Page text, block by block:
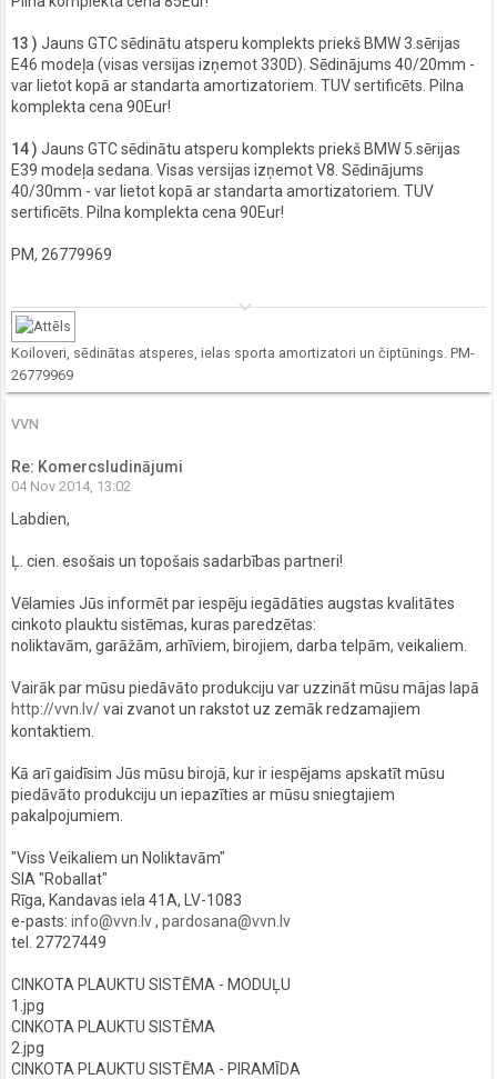
13 ) Jauns GTC sēdinātu atsperu komplekts priekš BMW 3.sērijas
E46 modeļa (visas versijas izņemot 330D). Sēdinājums 40/20mm -
var lietot kopā ar standarta amortizatoriem. TUV sertificēts. Pilna
komplekta cena 90Eur!
14 ) Jauns GTC sēdinātu atsperu komplekts priekš BMW 5.sērijas
E39 modeļa sedana. Visas versijas izņemot V8. Sēdinājums
40/30mm - var lietot kopā ar standarta amortizatoriem. TUV
sertificēts. Pilna komplekta cena 90Eur!
PM, 26779969
keyboard_arrow_down
Koiloveri, sēdinātas atsperes, ielas sporta amortizatori un čiptūnings. PM-
26779969
VVN
Re: Komercsludinājumi
04 Nov 2014, 13:02
Labdien,
Ļ. cien. esošais un topošais sadarbības partneri!
Vēlamies Jūs informēt par iespēju iegādāties augstas kvalitātes
cinkoto plauktu sistēmas, kuras paredzētas:
noliktavām, garāžām, arhīviem, birojiem, darba telpām, veikaliem.
Vairāk par mūsu piedāvāto produkciju var uzzināt mūsu mājas lapā
http://vvn.lv/vai zvanot un rakstot uz zemāk redzamajiem
kontaktiem.
Kā arī gaidīsim Jūs mūsu birojā, kur ir iespējams apskatīt mūsu
piedāvāto produkciju un iepazīties ar mūsu sniegtajiem
pakalpojumiem.
"Viss Veikaliem un Noliktavām"
SIA "Roballat"
Rīga, Kandavas iela 41A, LV-1083
e-pasts: info@vvn.lv, pardosana@vvn.lv
tel. 27727449
CINKOTA PLAUKTU SISTĒMA - MODUĻU
1.jpg
CINKOTA PLAUKTU SISTĒMA
2.jpg
CINKOTA PLAUKTU SISTĒMA - PIRAMĪDA